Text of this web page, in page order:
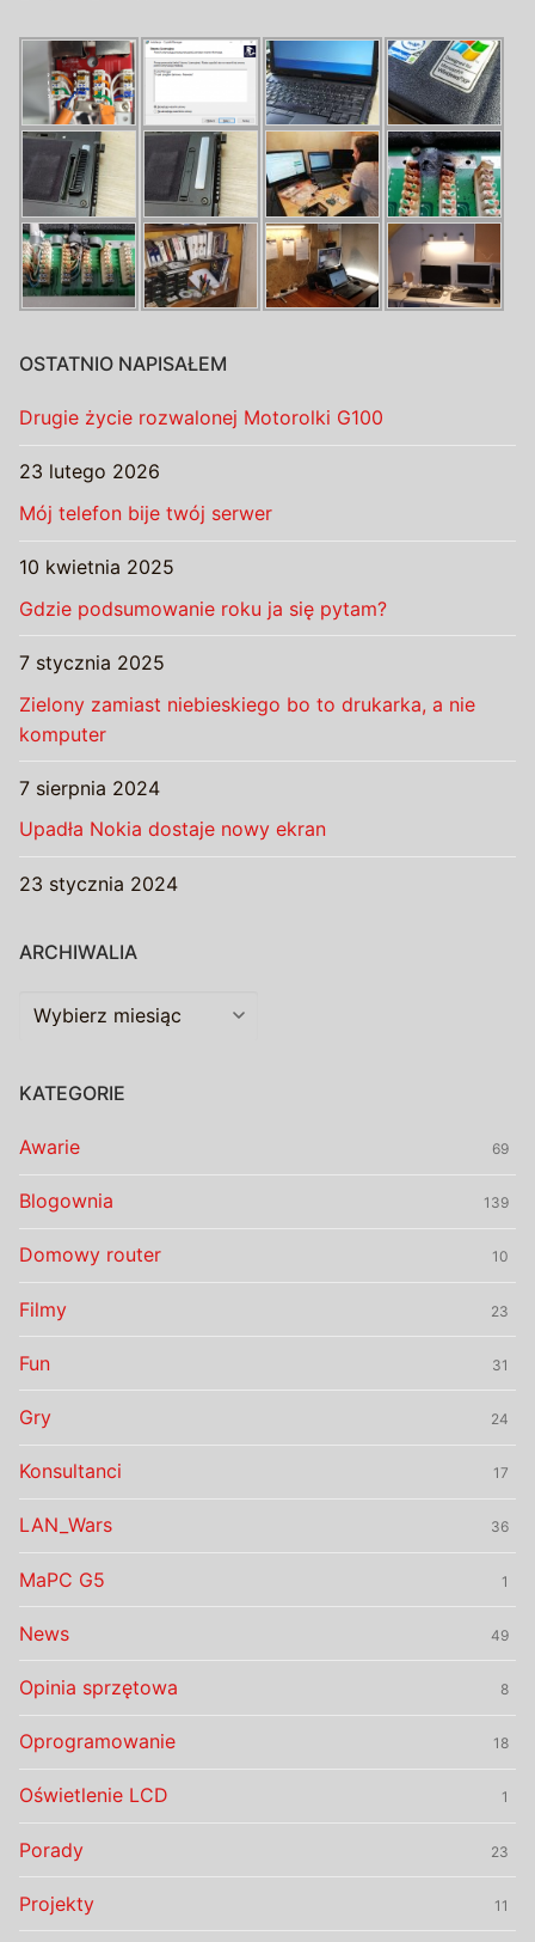
OSTATNIO NAPISAŁEM
Drugie życie rozwalonej Motorolki G100
23 lutego 2026
Mój telefon bije twój serwer
10 kwietnia 2025
Gdzie podsumowanie roku ja się pytam?
7 stycznia 2025
Zielony zamiast niebieskiego bo to drukarka, a nie
komputer
7 sierpnia 2024
Upadła Nokia dostaje nowy ekran
23 stycznia 2024
ARCHIWALIA
Archiwalia
KATEGORIE
Awarie 69
Blogownia 139
Domowy router 10
Filmy 23
Fun 31
Gry 24
Konsultanci 17
LAN_Wars 36
MaPC G5 1
News 49
Opinia sprzętowa 8
Oprogramowanie 18
Oświetlenie LCD 1
Porady 23
Projekty 11